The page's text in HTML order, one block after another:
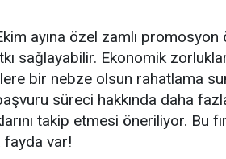
ayına özel zamlı
sağlayabilir. Ekonomik
bir nebze olsun rahatlama
süreci hakkında daha
takip etmesi öneriliyor. Bu
fayda var!